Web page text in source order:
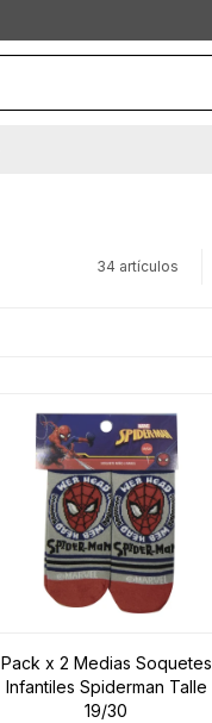
34 artículos
Pack x 2 Medias Soquetes
Infantiles Spiderman Talle
19/30